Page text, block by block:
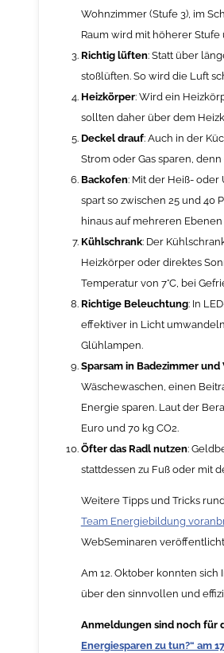
Wohnzimmer (Stufe 3), im
Raum wird mit höherer
Richtig lüften: Statt über
stoßlüften. So wird die Luft
Heizkörper: Wird ein
sollten daher über dem
Deckel drauf: Auch in der
Strom oder Gas sparen,
Backofen: Mit der Heiß-
spart so zwischen 25 und 40
hinaus auf mehreren
Kühlschrank: Der
Heizkörper oder direktes
Temperatur von 7°C, bei
Richtige Beleuchtung: In
effektiver in Licht
Glühlampen.
Sparsam in Badezimmer und
Wäschewaschen, einen
Energie sparen. Laut der
Euro und 70 kg CO2.
Öfter das Radl nutzen:
stattdessen zu Fuß oder mit
Weitere Tipps und Tricks
Team Energiebildung
WebSeminaren
Am 12. Oktober konnten
über den sinnvollen und
Anmeldungen sind noch für
Energiesparen zu tun?“ am